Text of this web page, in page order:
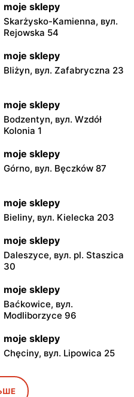
moje sklepy
Skarżysko-Kamienna, вул.
Rejowska 54
moje sklepy
Bliżyn, вул. Zafabryczna 23
moje sklepy
Bodzentyn, вул. Wzdół
Kolonia 1
moje sklepy
Górno, вул. Bęczków 87
moje sklepy
Bieliny, вул. Kielecka 203
moje sklepy
Daleszyce, вул. pl. Staszica
30
moje sklepy
Baćkowice, вул.
Modliborzyce 96
moje sklepy
Chęciny, вул. Lipowica 25
moje sklepy
Bogoria, вул. Rynek 30